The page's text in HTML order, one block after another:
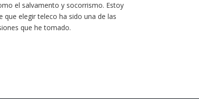
Aunque al principio parezca duro, uno
mereció la pena por las múltiples
titulación ofrece.